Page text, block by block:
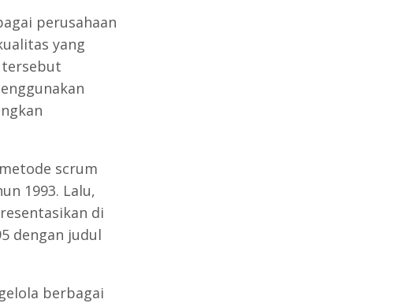
perusahaan
yang
tersebut
scrum
1993. Lalu,
di
dengan judul
berbagai